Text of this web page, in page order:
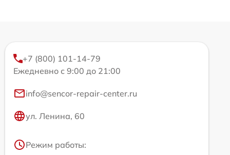
+7 (800) 101-14-79
Ежедневно с 9:00 до 21:00
info@sencor-repair-center.ru
ул. Ленина, 60
Режим работы: